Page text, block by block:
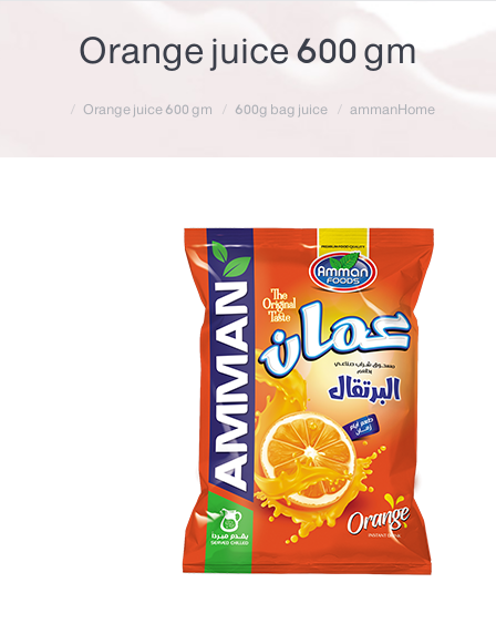
Orange juice 600 gm
Home
amman
600g bag juice
Orange juice 600 gm